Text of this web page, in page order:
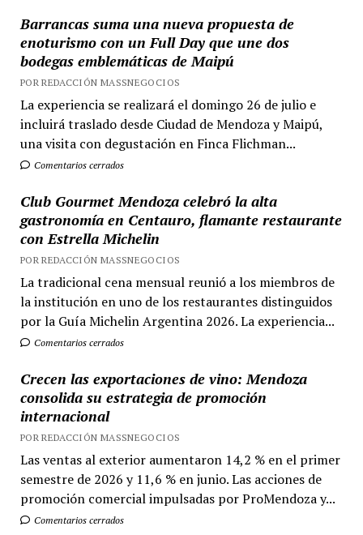
Barrancas suma una nueva propuesta de
enoturismo con un Full Day que une dos
bodegas emblemáticas de Maipú
POR REDACCIÓN MASSNEGOCIOS
La experiencia se realizará el domingo 26 de julio e
incluirá traslado desde Ciudad de Mendoza y Maipú,
una visita con degustación en Finca Flichman...
Comentarios cerrados
Club Gourmet Mendoza celebró la alta
gastronomía en Centauro, flamante restaurante
con Estrella Michelin
POR REDACCIÓN MASSNEGOCIOS
La tradicional cena mensual reunió a los miembros de
la institución en uno de los restaurantes distinguidos
por la Guía Michelin Argentina 2026. La experiencia...
Comentarios cerrados
Crecen las exportaciones de vino: Mendoza
consolida su estrategia de promoción
internacional
POR REDACCIÓN MASSNEGOCIOS
Las ventas al exterior aumentaron 14,2 % en el primer
semestre de 2026 y 11,6 % en junio. Las acciones de
promoción comercial impulsadas por ProMendoza y...
Comentarios cerrados